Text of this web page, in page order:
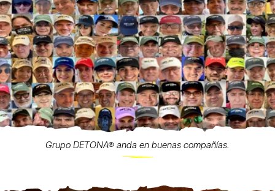
Grupo DETONA® anda en buenas compañías.